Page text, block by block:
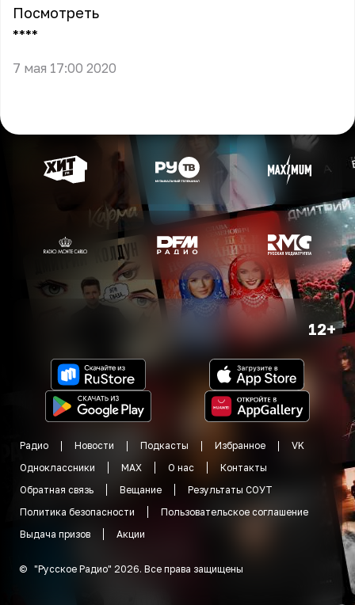
Посмотреть
** **
7 мая 17:00 2020
12+
Радио Новости Подкасты Избранное
VK
Одноклассники
MAX О нас
Контакты
Обратная связь
Вещание
Результаты СОУТ
Политика безопасности
Пользовательское соглашение
Выдача призов
Акции
© "Русское Радио" 2026. Все права защищены